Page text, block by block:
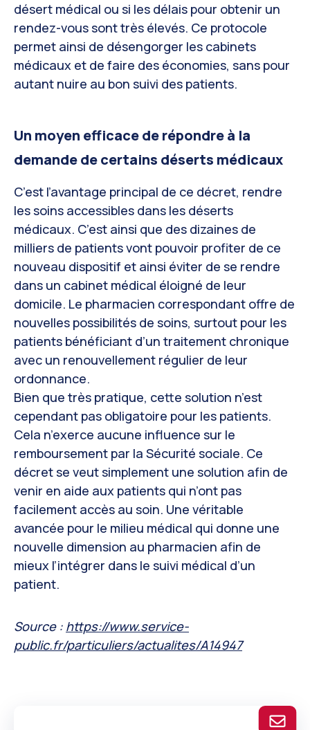
désert médical ou si les délais pour obtenir un
rendez-vous sont très élevés. Ce protocole
permet ainsi de désengorger les cabinets
médicaux et de faire des économies, sans pour
autant nuire au bon suivi des patients.
Un moyen efficace de répondre à la
demande de certains déserts médicaux
C’est l’avantage principal de ce décret, rendre
les soins accessibles dans les déserts
médicaux. C’est ainsi que des dizaines de
milliers de patients vont pouvoir profiter de ce
nouveau dispositif et ainsi éviter de se rendre
dans un cabinet médical éloigné de leur
domicile. Le pharmacien correspondant offre de
nouvelles possibilités de soins, surtout pour les
patients bénéficiant d’un traitement chronique
avec un renouvellement régulier de leur
ordonnance.
Bien que très pratique, cette solution n’est
cependant pas obligatoire pour les patients.
Cela n’exerce aucune influence sur le
remboursement par la Sécurité sociale. Ce
décret se veut simplement une solution afin de
venir en aide aux patients qui n’ont pas
facilement accès au soin. Une véritable
avancée pour le milieu médical qui donne une
nouvelle dimension au pharmacien afin de
mieux l’intégrer dans le suivi médical d’un
patient.
Source : https://www.service-
public.fr/particuliers/actualites/A14947